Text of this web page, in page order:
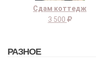
Сдам коттедж
3 500
РАЗНОЕ